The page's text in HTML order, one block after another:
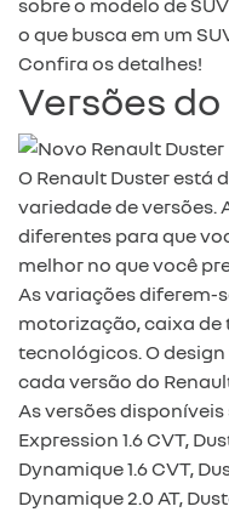
o que busca em um
Confira os detalhes!
Versões
O Renault Duster está
variedade de versões.
diferentes para que
melhor no que você
As variações diferem-
motorização, caixa de
tecnológicos. O
cada versão do
As versões disponíveis
Expression 1.6 CVT,
Dynamique 1.6 CVT,
Dynamique 2.0 AT,